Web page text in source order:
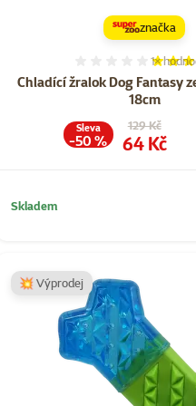
Chladící žralok Dog Fantasy
18cm
1×
Původní cena
129 Kč
Cena
64 Kč
Sleva
-50 %
značka
Skladem
💥 Výprodej